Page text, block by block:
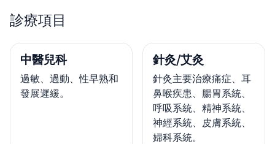
診療項目
中醫兒科
過敏、過動、性早熟和
發展遲緩。
針灸/艾灸
針灸主要治療痛症、耳
鼻喉疾患、腸胃系統、
呼吸系統、精神系統、
神經系統、皮膚系統、
婦科系統。